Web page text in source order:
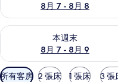
8月 7 - 8月 8
本週末
8月 7 - 8月 9
查看本週末 (8月 7 - 8月 9)
可
所有客房 2 張床 1 張床 3 張